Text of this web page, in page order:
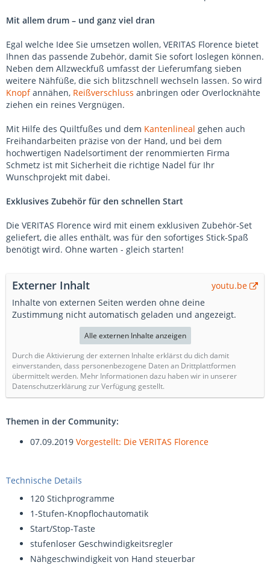
Mit allem drum – und ganz viel dran
Egal welche Idee Sie umsetzen wollen, VERITAS Florence bietet
Ihnen das passende Zubehör, damit Sie sofort loslegen können.
Neben dem Allzweckfuß umfasst der Lieferumfang sieben
weitere Nähfüße, die sich blitzschnell wechseln lassen. So wird
Knopfannähen, Reißverschluss anbringen oder Overlocknähte
ziehen ein reines Vergnügen.
Mit Hilfe des Quiltfußes und dem Kantenlineal gehen auch
Freihandarbeiten präzise von der Hand, und bei dem
hochwertigen Nadelsortiment der renommierten Firma
Schmetz ist mit Sicherheit die richtige Nadel für Ihr
Wunschprojekt mit dabei.
Exklusives Zubehör für den schnellen Start
Die VERITAS Florence wird mit einem exklusiven Zubehör-Set
geliefert, die alles enthält, was für den sofortiges Stick-Spaß
benötigt wird. Ohne warten - gleich starten!
Externer Inhalt
youtu.be
Inhalte von externen Seiten werden ohne deine
Zustimmung nicht automatisch geladen und angezeigt.
Alle externen Inhalte anzeigen
Durch die Aktivierung der externen Inhalte erklärst du dich damit
einverstanden, dass personenbezogene Daten an Drittplattformen
übermittelt werden. Mehr Informationen dazu haben wir in unserer
Datenschutzerklärung zur Verfügung gestellt.
Themen in der Community:
07.09.2019 Vorgestellt: Die VERITAS Florence
Technische Details
120 Stichprogramme
1-Stufen-Knopflochautomatik
Start/Stop-Taste
stufenloser Geschwindigkeitsregler
Nähgeschwindigkeit von Hand steuerbar